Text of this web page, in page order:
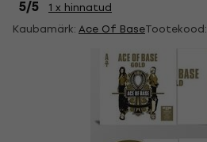
5/5
1 x hinnatud
Kaubamärk:Ace Of BaseTootekood: